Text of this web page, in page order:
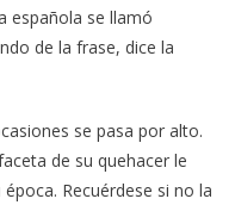
española se llamó
de la frase, dice la
se pasa por alto.
de su quehacer le
Recuérdese si no la